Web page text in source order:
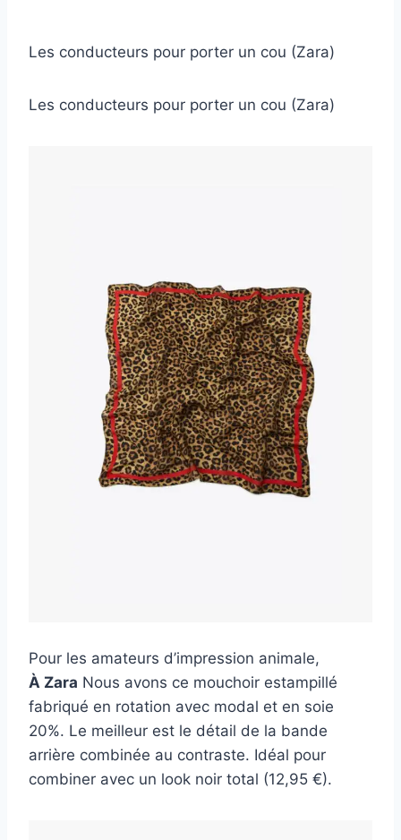
Les conducteurs pour porter un cou (Zara)
Les conducteurs pour porter un cou (Zara)
Pour les amateurs d’impression animale,
À Zara Nous avons ce mouchoir estampillé
fabriqué en rotation avec modal et en soie
20%. Le meilleur est le détail de la bande
arrière combinée au contraste. Idéal pour
combiner avec un look noir total (12,95 €).